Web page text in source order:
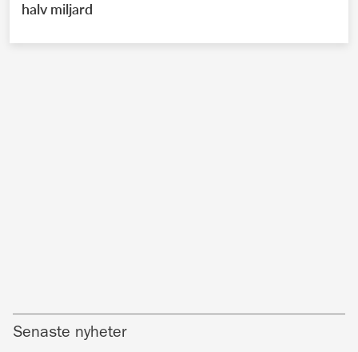
halv miljard
Senaste nyheter